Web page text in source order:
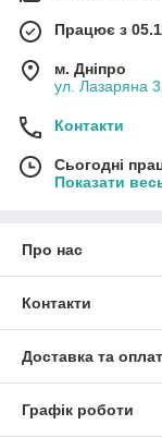
Працює з
м. Дніпро
ул. Лазаряна
Контакти
Сьогодні
Показати
Про нас
Контакти
Доставка та
Графік роботи